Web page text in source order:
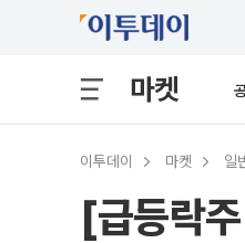
마켓
이투데이 마켓 일
[급등락